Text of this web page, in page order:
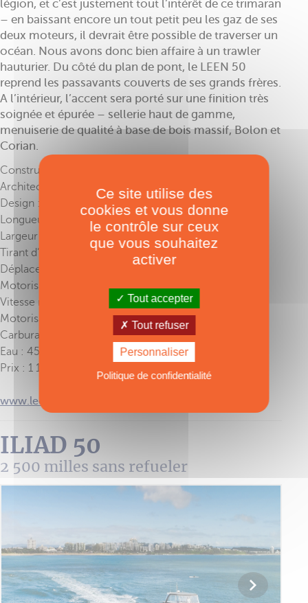
légion, et c’est justement tout l’intérêt de ce trimaran
– en baissant encore un tout petit peu les gaz de ses
deux moteurs, il devrait être possible de traverser un
océan. Nous avons donc bien affaire à un trawler
hauturier. Du côté du plan de pont, le LEEN 50
reprend les passavants couverts de ses grands frères.
A l’intérieur, l’accent sera porté sur une finition très
soignée et épurée – sellerie haut de gamme,
menuiserie de qualité à base de bois massif, Bolon et
Corian.
Constructeur : LEEN Trimarans
Architecte : Bernard Nivelt
Design : Pierre Frutschi
Longueur : 15,24 m
Largeur : 8,50 m
Tirant d’eau : 1,15 m
Déplacement lège : 20 t
Motorisation : 2 x 110/150 CV
Vitesse max : 14 nœuds
Motorisation hybride : en cours d’étude
Carburant : 3 100 l
Eau : 450 l
Prix : 1 150 000 € HT
www.leen-trimarans.com
ILIAD 50
2 500 milles sans refueler
Ce site utilise des
cookies et vous donne
le contrôle sur ceux
que vous souhaitez
activer
Tout accepter
Tout refuser
Personnaliser
Politique de confidentialité